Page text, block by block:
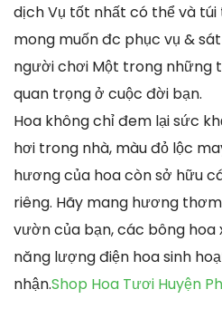
dịch Vụ tốt nhất có thể và túi
mong muốn đc phục vụ &
người chơi Một trong những
quan trọng ở cuộc đời bạn.
Hoa không chỉ đem lại sức
hơi trong nhà, màu đỏ lộc
hương của hoa còn sở hữu
riêng. Hãy mang hương
vườn của bạn, các bông
năng lượng điện hoa sinh
nhận.Shop Hoa Tươi Huyện